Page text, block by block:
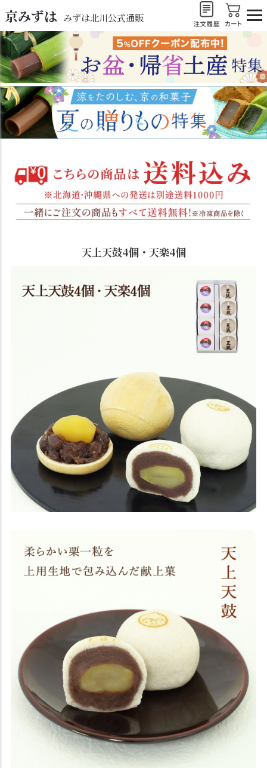
京みずは みずは北川公式通販
天上天鼓4個・天楽4個